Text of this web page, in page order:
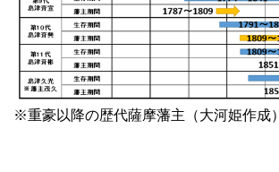
※重豪以降の歴代薩摩藩主（大河姫作成）